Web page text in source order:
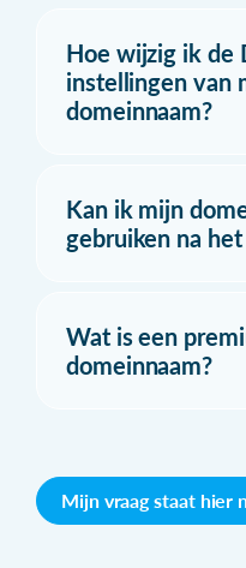
Hoe wijzig ik de
instellingen van
domeinnaam?
Kan ik mijn
gebruiken na
Wat is een
domeinnaam?
Mijn vraag staat hier